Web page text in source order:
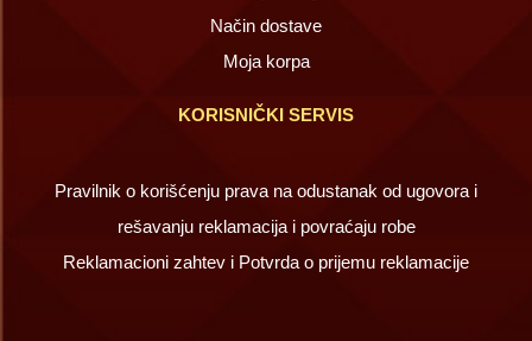
Način dostave
Moja korpa
KORISNIČKI SERVIS
Pravilnik o korišćenju prava na odustanak od ugovora i
rešavanju reklamacija i povraćaju robe
Reklamacioni zahtev i Potvrda o prijemu reklamacije